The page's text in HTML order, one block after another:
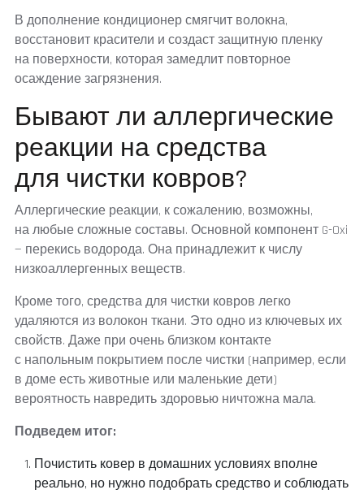
В дополнение кондиционер смягчит волокна,
восстановит красители и создаст защитную пленку
на поверхности, которая замедлит повторное
осаждение загрязнения.
Бывают ли аллергические
реакции на средства
для чистки ковров?
Аллергические реакции, к сожалению, возможны,
на любые сложные составы. Основной компонент G-Oxi
— перекись водорода. Она принадлежит к числу
низкоаллергенных веществ.
Кроме того, средства для чистки ковров легко
удаляются из волокон ткани. Это одно из ключевых их
свойств. Даже при очень близком контакте
с напольным покрытием после чистки (например, если
в доме есть животные или маленькие дети)
вероятность навредить здоровью ничтожна мала.
Подведем итог:
Почистить ковер в домашних условиях вполне
реально, но нужно подобрать средство и соблюдать